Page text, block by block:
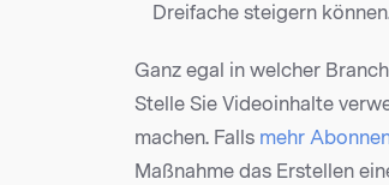
Dreifache steigern
Ganz egal in welcher
Stelle Sie Videoinhalte
machen. Falls mehr
Maßnahme das Erstellen